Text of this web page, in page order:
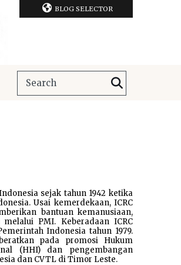
BLOG SELECTOR
sejak tahun 1942 ketika
Usai kemerdekaan, ICRC
bantuan kemanusiaan,
PMI. Keberadaan ICRC
Indonesia tahun 1979.
pada promosi Hukum
(HHI) dan pengembangan
dan CVTL di Timor Leste.